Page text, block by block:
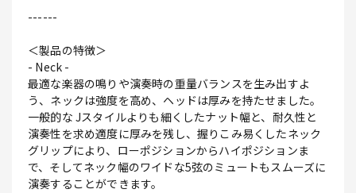
------
＜製品の特徴＞
- Neck -
最適な楽器の鳴りや演奏時の重量バランスを生み出すよ
う、ネックは強度を高め、ヘッドは厚みを持たせました。
一般的な Jスタイルよりも細くしたナット幅と、耐久性と
演奏性を求め適度に厚みを残し、握りこみ易くしたネック
グリップにより、ローポジションからハイポジションま
で、そしてネック幅のワイドな5弦のミュートもスムーズに
演奏することができます。